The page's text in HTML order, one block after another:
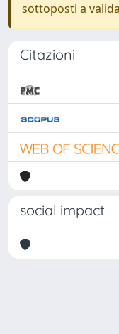
sottoposti a
Citazioni
social impact